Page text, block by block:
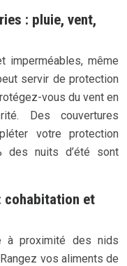
: pluie, vent,
imperméables, même
servir de protection
vous du vent en
Des couvertures
votre protection
des nuits d’été sont
cohabitation et
à proximité des nids
vos aliments de